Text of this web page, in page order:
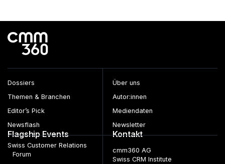
Dossiers
Themen & Branchen
Editor’s Pick
Newsflash
Über uns
Autor:innen
Mediendaten
Newsletter
Flagship Events
Swiss Customer Relations
Forum
Kontakt
cmm360 AG
Swiss CRM Institute